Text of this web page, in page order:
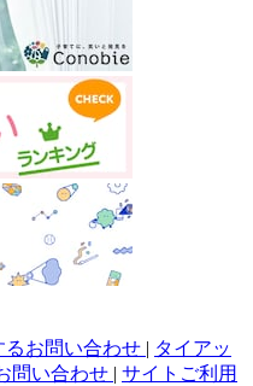
るお問い合わせ | タイアッ
問い合わせ | サイトご利用